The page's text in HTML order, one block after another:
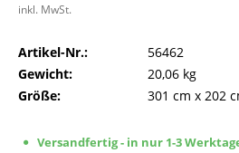
inkl. MwSt.
Artikel-Nr.:
56462
Gewicht:
20,06 kg
Größe:
301 cm x 202
Versandfertig - in nur 1-3